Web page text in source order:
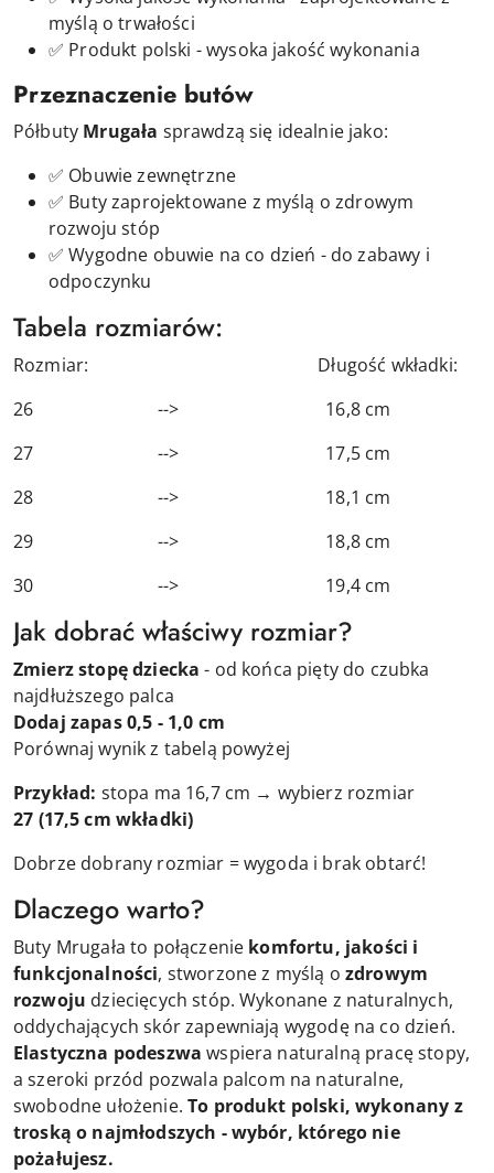
myślą o trwałości
✅ Produkt polski - wysoka jakość wykonania
Przeznaczenie butów
Półbuty Mrugała sprawdzą się idealnie jako:
✅ Obuwie zewnętrzne
✅ Butyzaprojektowane z myślą o zdrowym
rozwoju stóp
✅ Wygodne obuwie na co dzień - do zabawy i
odpoczynku
Tabela rozmiarów:
Rozmiar: Długość wkładki:
26 --> 16,8 cm
27 --> 17,5 cm
28 --> 18,1 cm
29 --> 18,8 cm
30 --> 19,4 cm
Jak dobrać właściwy rozmiar?
Zmierz stopę dziecka - od końca pięty do czubka
najdłuższego palca
Dodaj zapas 0,5 - 1,0 cm
Porównaj wynik z tabelą powyżej
Przykład: stopa ma 16,7 cm → wybierz rozmiar
27 (17,5 cm wkładki)
Dobrze dobrany rozmiar = wygoda i brak obtarć!
Dlaczego warto?
Buty Mrugała to połączenie komfortu, jakości i
funkcjonalności, stworzone z myślą o zdrowym
rozwoju dziecięcych stóp. Wykonane z naturalnych,
oddychających skór zapewniają wygodę na co dzień.
Elastyczna podeszwa wspiera naturalną pracę stopy,
a szeroki przód pozwala palcom na naturalne,
swobodne ułożenie.To produkt polski, wykonany z
troską o najmłodszych - wybór, którego nie
pożałujesz.